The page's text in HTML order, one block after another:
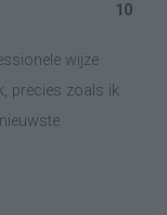
10
wijze
precies zoals ik